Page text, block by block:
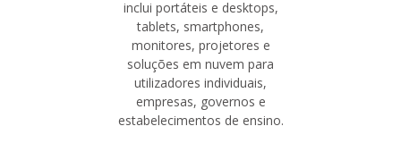
inclui portáteis e desktops,
tablets, smartphones,
monitores, projetores e
soluções em nuvem para
utilizadores individuais,
empresas, governos e
estabelecimentos de ensino.